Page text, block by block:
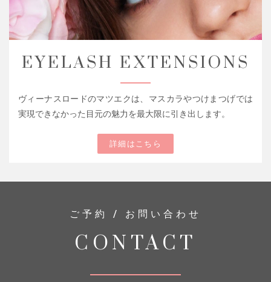
EYELASH EXTENSIONS
ヴィーナスロードのマツエクは、マスカラやつけまつげでは
実現できなかった目元の魅力を最大限に引き出します。
詳細はこちら
ご予約 / お問い合わせ
CONTACT